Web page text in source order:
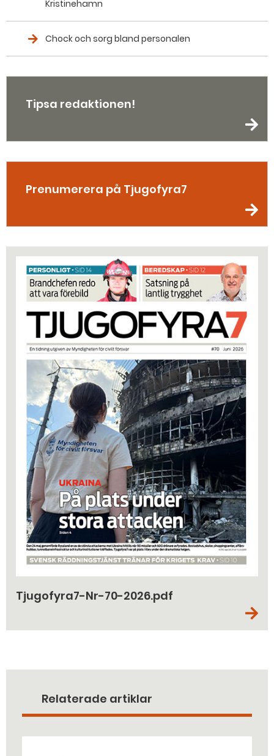
Kristinehamn
Chock och sorg bland personalen
Tipsa redaktionen!
Prenumerera på Tjugofyra7
Tjugofyra7-Nr-70-2026.pdf
Relaterade artiklar